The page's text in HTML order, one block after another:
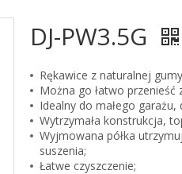
DJ-PW3.5G
Rękawice z naturalnej
Można go łatwo przenieść
Idealny do małego garażu,
Wytrzymała konstrukcja,
Wyjmowana półka
suszenia;
Łatwe czyszczenie;